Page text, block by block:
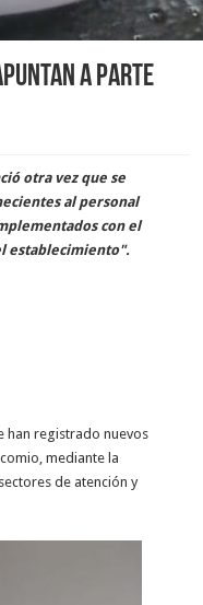
a parte
otra vez que se
al personal
con el
establecimiento".
han registrado nuevos
mediante la
de atención y